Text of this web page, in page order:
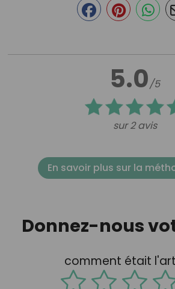
5.0/5
sur 2 avis
En savoir plus sur la
Donnez-nous
comment était